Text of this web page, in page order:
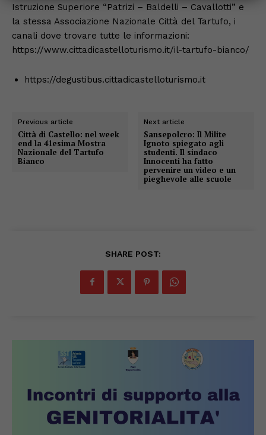
Istruzione Superiore “Patrizi – Baldelli – Cavallotti” e
la stessa Associazione Nazionale Città del Tartufo, i
canali dove trovare tutte le informazioni:
https://www.cittadicastelloturismo.it/il-tartufo-bianco/
https://degustibus.cittadicastelloturismo.it
Previous article
Città di Castello: nel week
end la 41esima Mostra
Nazionale del Tartufo
Bianco
Next article
Sansepolcro: Il Milite
Ignoto spiegato agli
studenti. Il sindaco
Innocenti ha fatto
pervenire un video e un
pieghevole alle scuole
SHARE POST: